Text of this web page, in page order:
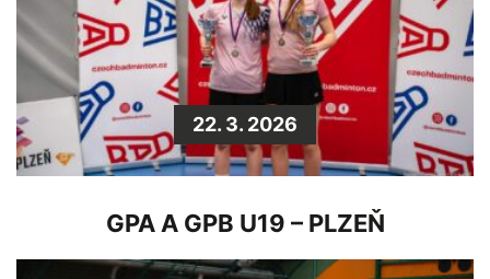
22. 3. 2026
GPA A GPB U19 – PLZEŇ